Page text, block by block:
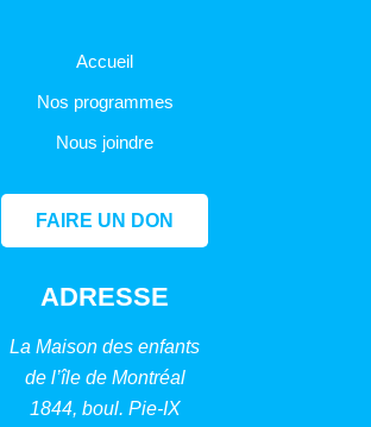
Accueil
Nos programmes
Nous joindre
FAIRE UN DON
ADRESSE
La Maison des enfants
de l’île de Montréal
1844, boul. Pie-IX